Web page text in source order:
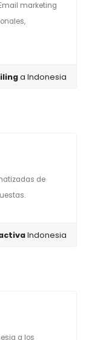
marketing
a Indonesia
de
Indonesia
a los